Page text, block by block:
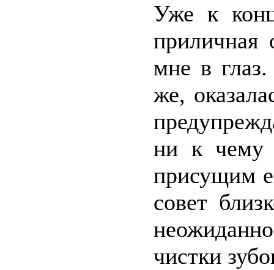
Уже к
приличная
мне в
же,
ни к чему
присущим
совет
чистки